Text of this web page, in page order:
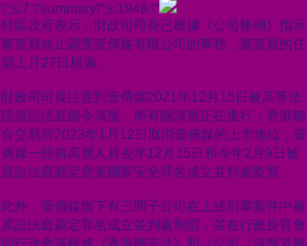
\";s:7:\"summary\";s:1948:\"
特區政府表示，財政司司長已根據《公司條例》指示
審查員終止調查壹傳媒有限公司的事務，審查員的任
期上月27日屆滿。
財政司司長注意到壹傳媒2021年12月15日被高等法
院原訟法庭頒令清盤，而有關清盤正在進行；香港聯
合交易所2023年1月12日取消壹傳媒的上市地位；壹
傳媒一些前高層人員去年12月15日和今年2月9日被
原訟法庭裁定危害國家安全罪名成立並判處監禁。
此外，壹傳媒旗下有三間子公司在上述刑事案件中被
原訟法庭裁定罪名成立並判處刑罰，並在行政長官會